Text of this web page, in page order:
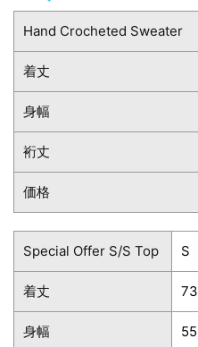
Hand Crocheted Sweater
着丈
身幅
裄丈
価格
Special Offer S/S Top S
着丈 73
身幅 55